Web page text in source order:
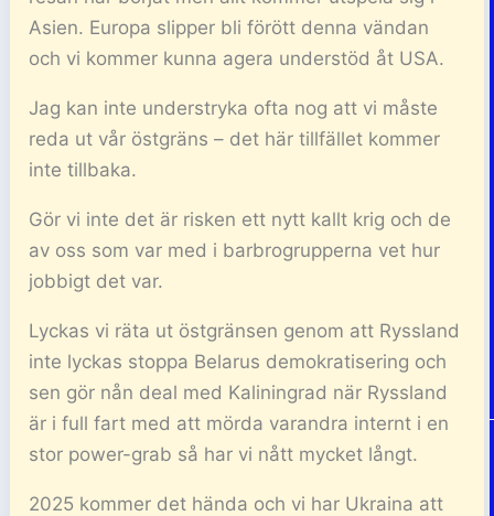
Asien. Europa slipper bli förött denna vändan
och vi kommer kunna agera understöd åt USA.
Jag kan inte understryka ofta nog att vi måste
reda ut vår östgräns – det här tillfället kommer
inte tillbaka.
Gör vi inte det är risken ett nytt kallt krig och de
av oss som var med i barbrogrupperna vet hur
jobbigt det var.
Lyckas vi räta ut östgränsen genom att Ryssland
inte lyckas stoppa Belarus demokratisering och
sen gör nån deal med Kaliningrad när Ryssland
är i full fart med att mörda varandra internt i en
stor power-grab så har vi nått mycket långt.
2025 kommer det hända och vi har Ukraina att